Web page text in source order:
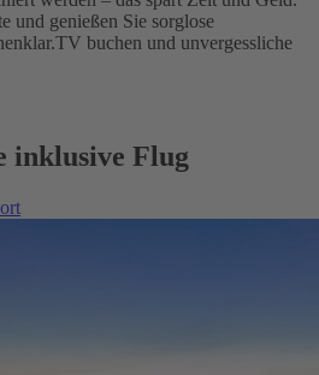
und genießen Sie sorglose
buchen und unvergessliche
inklusive Flug